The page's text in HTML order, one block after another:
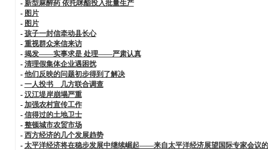
- 新型麻醉药 依托咪酯投入批量生产
- 图片
- 图片
- 孩子一封信牵动县长心
- 重视群众来信来访
- 揭发——实事求是 处理——严肃认真
- 清理假集体企业遇困扰
- 他们反映的问题初步得到了解决
- 一人投书 几方联合调查
- 汉江堤岸崩塌严重
- 加强农村宣传工作
- 信得过的土地卫士
- 整顿城市农贸市场
- 西方经济的几个发展趋势
- 太平洋经济将在稳步发展中继续崛起——来自太平洋经济展望国际专家会议